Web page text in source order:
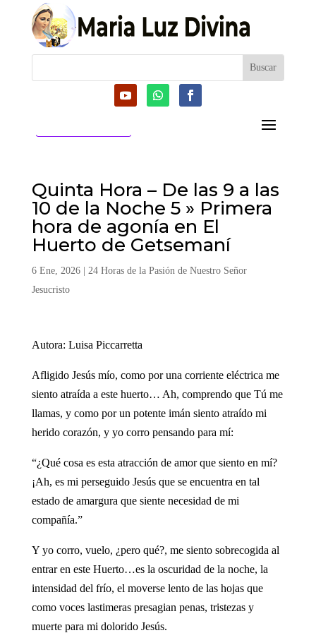
Quinta Hora – De las 9 a las
10 de la Noche 5 » Primera
hora de agonía en El
Huerto de Getsemaní
6 Ene, 2026| 24 Horas de la Pasión de Nuestro Señor
Jesucristo
Autora: Luisa Piccarretta
Afligido Jesús mío, como por una corriente eléctrica me
siento atraída a este huerto… Ah, comprendo que Tú me
llamas, y como por un potente imán siento atraído mi
herido corazón, y yo corro pensando para mí:
“¿Qué cosa es esta atracción de amor que siento en mí?
¡Ah, es mi perseguido Jesús que se encuentra en tal
estado de amargura que siente necesidad de mi
compañía.”
Y yo corro, vuelo, ¿pero qué?, me siento sobrecogida al
entrar en este Huerto…es la oscuridad de la noche, la
intensidad del frío, el moverse lento de las hojas que
como voces lastimeras presagian penas, tristezas y
muerte para mi dolorido Jesús.